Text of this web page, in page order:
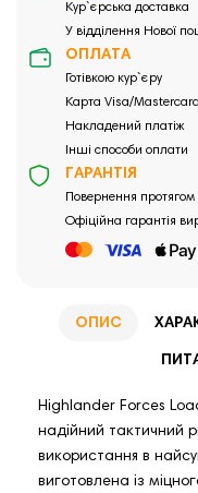
Кур`єрська доставка
У відділення Нової
ОПЛАТА
Готівкою кур`єру
Карта Visa/Mastercard
Накладений платіж
Інші способи оплати
ГАРАНТІЯ
Повернення протягом
Офіційна гарантія
ОПИС
Highlander Forces
надійний тактичний
використання в
виготовлена із